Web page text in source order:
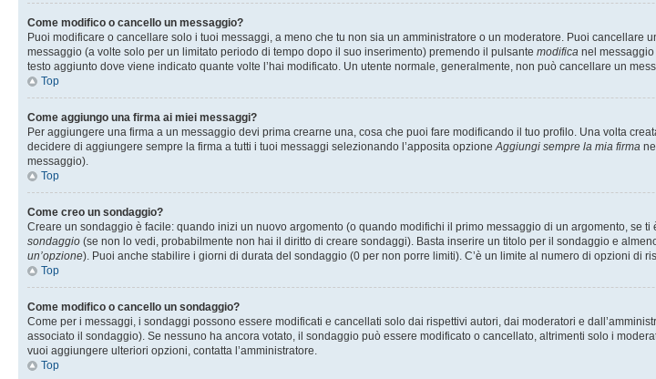
Come modifico o cancello un messaggio?
Puoi modificare o cancellare solo i tuoi messaggi, a meno che tu non sia un amministratore o un moderatore. Puoi
messaggio (a volte solo per un limitato periodo di tempo dopo il suo inserimento) premendo il pulsante modifica nel
testo aggiunto dove viene indicato quante volte l’hai modificato. Un utente normale, generalmente, non può cancellare un
Top
Come aggiungo una firma ai miei messaggi?
Per aggiungere una firma a un messaggio devi prima crearne una, cosa che puoi fare modificando il tuo profilo. Una volta
decidere di aggiungere sempre la firma a tutti i tuoi messaggi selezionando l’apposita opzioneAggiungi sempre la mia firma
messaggio).
Top
Come creo un sondaggio?
Creare un sondaggio è facile: quando inizi un nuovo argomento (o quando modifichi il primo messaggio di un argomento, se
sondaggio (se non lo vedi, probabilmente non hai il diritto di creare sondaggi). Basta inserire un titolo per il sondaggio e
un’opzione). Puoi anche stabilire i giorni di durata del sondaggio (0 per non porre limiti). C’è un limite al numero di opzioni di
Top
Come modifico o cancello un sondaggio?
Come per i messaggi, i sondaggi possono essere modificati e cancellati solo dai rispettivi autori, dai moderatori e
associato il sondaggio). Se nessuno ha ancora votato, il sondaggio può essere modificato o cancellato, altrimenti solo i
vuoi aggiungere ulteriori opzioni, contatta l’amministratore.
Top